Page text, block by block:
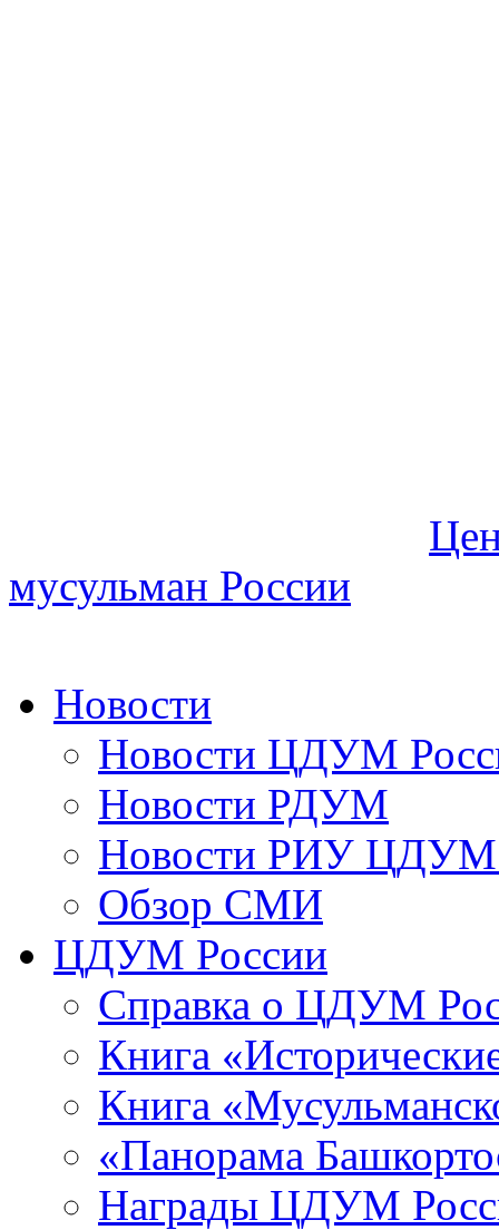
мусульман России
Новости
Новости ЦДУМ
Новости РДУМ
Новости РИУ ЦДУМ
Обзор СМИ
ЦДУМ России
Справка о ЦДУМ
Книга
Книга
«Панорама
Награды ЦДУМ